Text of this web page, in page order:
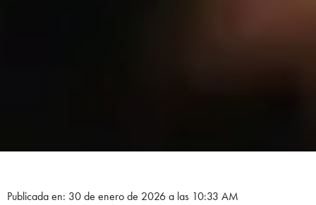
Publicada en: 30 de enero de 2026 a las 10:33 AM